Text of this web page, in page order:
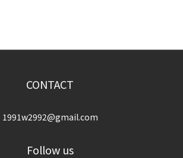
CONTACT
1991w2992@gmail.com
Follow us